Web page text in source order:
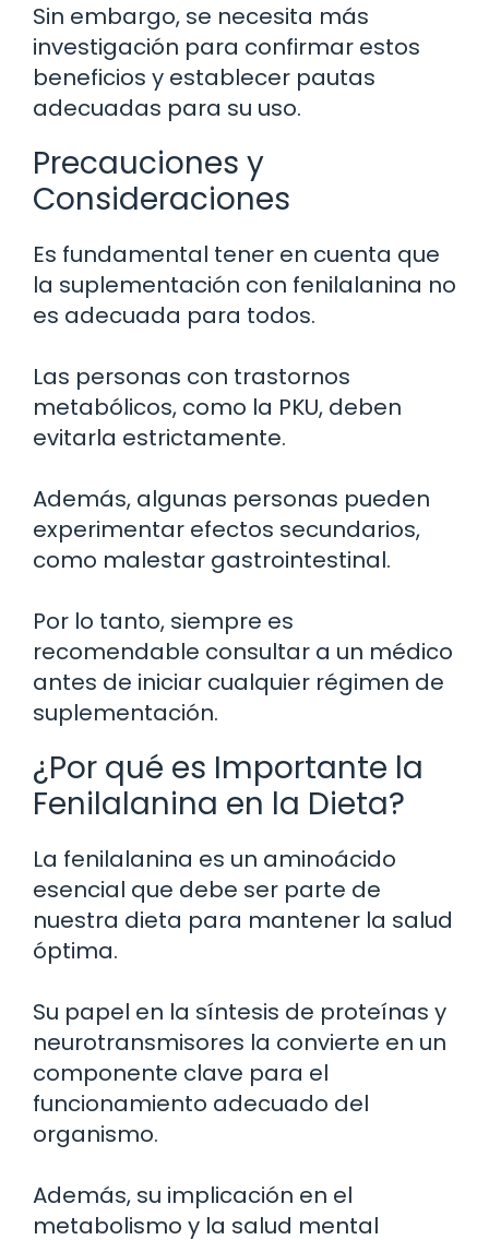
Sin embargo, se necesita más
investigación para confirmar estos
beneficios y establecer pautas
adecuadas para su uso.
Precauciones y
Consideraciones
Es fundamental tener en cuenta que
la suplementación con fenilalanina no
es adecuada para todos.
Las personas con trastornos
metabólicos, como la PKU, deben
evitarla estrictamente.
Además, algunas personas pueden
experimentar efectos secundarios,
como malestar gastrointestinal.
Por lo tanto, siempre es
recomendable consultar a un médico
antes de iniciar cualquier régimen de
suplementación.
¿Por qué es Importante la
Fenilalanina en la Dieta?
La fenilalanina es un aminoácido
esencial que debe ser parte de
nuestra dieta para mantener la salud
óptima.
Su papel en la síntesis de proteínas y
neurotransmisores la convierte en un
componente clave para el
funcionamiento adecuado del
organismo.
Además, su implicación en el
metabolismo y la salud mental